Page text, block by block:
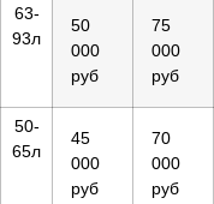
63-
93л
50
000
руб
75
000
руб
50-
65л
45
000
руб
70
000
руб